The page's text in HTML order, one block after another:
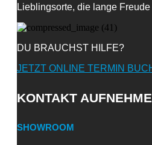
Lieblingsorte, die lange
DU BRAUCHST HILFE?
JETZT ONLINE TERMIN
KONTAKT
SHOWROOM